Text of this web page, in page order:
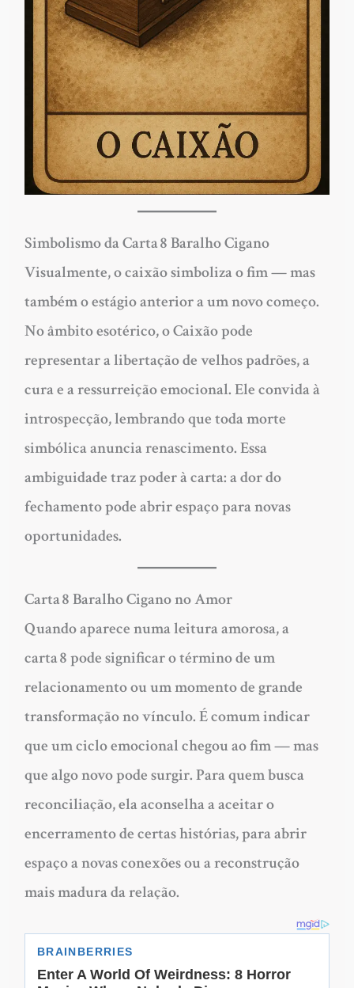
Simbolismo da Carta 8 Baralho Cigano
Visualmente, o caixão simboliza o fim — mas
também o estágio anterior a um novo começo.
No âmbito esotérico, o Caixão pode
representar a libertação de velhos padrões, a
cura e a ressurreição emocional. Ele convida à
introspecção, lembrando que toda morte
simbólica anuncia renascimento. Essa
ambiguidade traz poder à carta: a dor do
fechamento pode abrir espaço para novas
oportunidades.
Carta 8 Baralho Cigano no Amor
Quando aparece numa leitura amorosa, a
carta 8 pode significar o término de um
relacionamento ou um momento de grande
transformação no vínculo. É comum indicar
que um ciclo emocional chegou ao fim — mas
que algo novo pode surgir. Para quem busca
reconciliação, ela aconselha a aceitar o
encerramento de certas histórias, para abrir
espaço a novas conexões ou a reconstrução
mais madura da relação.